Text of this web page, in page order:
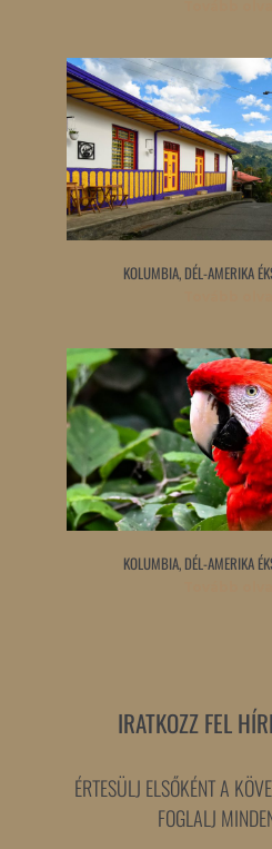
KOLUMBIA, DÉL-AMERIKA
KOLUMBIA, DÉL-AMERIKA
IRATKOZZ FEL
ÉRTESÜLJ ELSŐKÉNT A
FOGLALJ